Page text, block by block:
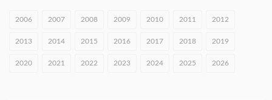
раза
2006 2007 2008 2009 2010 2011 2012
2013 2014 2015 2016 2017 2018 2019
2020 2021 2022 2023 2024 2025 2026